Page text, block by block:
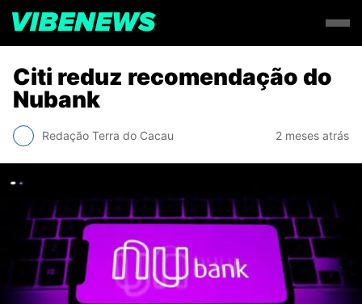
Citi reduz recomendação do
Nubank
Redação Terra do Cacau 2 meses atrás